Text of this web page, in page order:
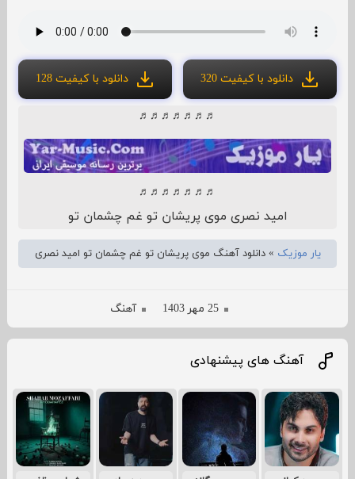
دانلود با کیفیت 320 دانلود با کیفیت 128
♬♬♬♬♬♬♬
♬♬♬♬♬♬♬
امید نصری موی پریشان تو غم چشمان تو
یار موزیک »دانلود آهنگ موی پریشان تو غم چشمان تو امید نصری
25 مهر 1403 آهنگ
آهنگ های پیشنهادی